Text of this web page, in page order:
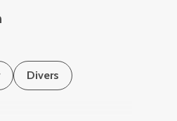
Divers